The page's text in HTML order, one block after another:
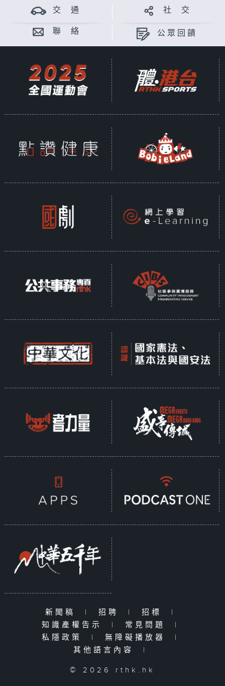
交 通 社 交
聯 絡 公眾回饋
新聞稿 | 招聘 | 招標
|
知識產權告示
| 常見問題
|
私隱政策
| 無障礙播放器
|
其他語言內容
|
© 2026 rthk.hk